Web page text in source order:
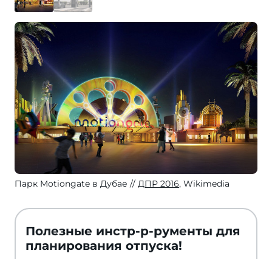
Парк Motiongate в Дубае ДПР 2016, Wikimedia
Полезные инстр-р-рументы для
планирования отпуска!